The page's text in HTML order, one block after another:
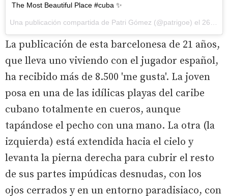
The Most Beautiful Place #cuba ✨
Una publicación compartida de Patri Gómez (@patrigoe) el 26 de Jul de 2017 a la(s) 6:39 PDT
La publicación de esta barcelonesa de 21 años,
que lleva uno viviendo con el jugador español,
ha recibido más de 8.500 'me gusta'. La joven
posa en una de las idílicas playas del caribe
cubano totalmente en cueros, aunque
tapándose el pecho con una mano. La otra (la
izquierda) está extendida hacia el cielo y
levanta la pierna derecha para cubrir el resto
de sus partes impúdicas desnudas, con los
ojos cerrados y en un entorno paradisiaco, con